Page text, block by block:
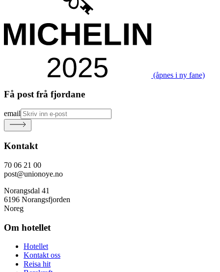
(åpnes i ny fane)
Få post frå fjordane
email
Kontakt
70 06 21 00
post@unionoye.no
Norangsdal 41
6196 Norangsfjorden
Noreg
Om hotellet
Hotellet
Kontakt oss
Reisa hit